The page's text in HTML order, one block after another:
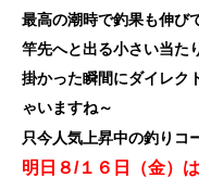
最高の潮時で釣果も伸び
竿先へと出る小さい当た
掛かった瞬間にダイレク
ゃいますね～
只今人気上昇中の釣りコ
明日８/１６日（金）